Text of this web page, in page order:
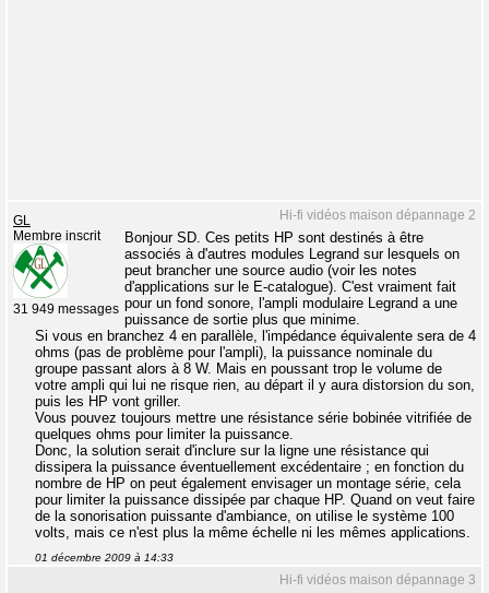
Hi-fi vidéos maison dépannage 2
GL
Membre inscrit
31 949 messages
Bonjour SD. Ces petits HP sont destinés à être
associés à d'autres modules Legrand sur lesquels on
peut brancher une source audio (voir les notes
d'applications sur le E-catalogue). C'est vraiment fait
pour un fond sonore, l'ampli modulaire Legrand a une
puissance de sortie plus que minime.
Si vous en branchez 4 en parallèle, l'impédance équivalente sera de 4
ohms (pas de problème pour l'ampli), la puissance nominale du
groupe passant alors à 8 W. Mais en poussant trop le volume de
votre ampli qui lui ne risque rien, au départ il y aura distorsion du son,
puis les HP vont griller.
Vous pouvez toujours mettre une résistance série bobinée vitrifiée de
quelques ohms pour limiter la puissance.
Donc, la solution serait d'inclure sur la ligne une résistance qui
dissipera la puissance éventuellement excédentaire ; en fonction du
nombre de HP on peut également envisager un montage série, cela
pour limiter la puissance dissipée par chaque HP. Quand on veut faire
de la sonorisation puissante d'ambiance, on utilise le système 100
volts, mais ce n'est plus la même échelle ni les mêmes applications.
01 décembre 2009 à 14:33
Hi-fi vidéos maison dépannage 3